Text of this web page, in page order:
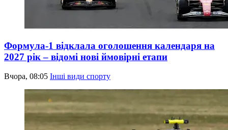
Формула-1 відклала оголошення календаря на
2027 рік – відомі нові ймовірні етапи
Вчора, 08:05 Інші види спорту